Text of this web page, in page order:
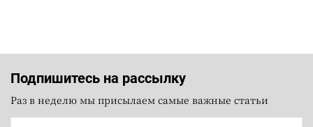
Подпишитесь на рассылку
Раз в неделю мы присылаем самые важные статьи